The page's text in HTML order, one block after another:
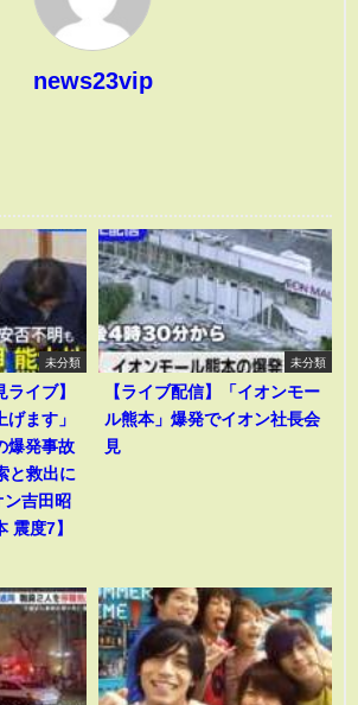
news23vip
未分類
ライブ】
げます」
爆発事故
と救出に
ン吉田昭
震度7】
未分類
【ライブ配信】「イオンモー
ル熊本」爆発でイオン社長会
見